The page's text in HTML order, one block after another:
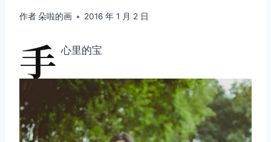
作者朵啦的画 2016 年 1 月 2 日
手 心里的宝